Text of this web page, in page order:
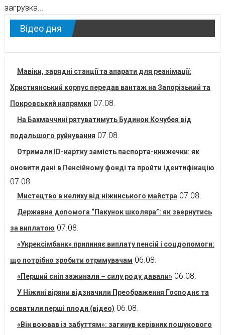
загрузка...
Відео дня
Мавіки, зарядні станції та апарати для реанімації:
Християнський корпус передав вантаж на Запорізький та
Покровський напрямки 07.08.
На Бахмаччині рятуватимуть Будинок Кочубея від
подальшого руйнування 07.08.
Отримали ID-картку замість паспорта-книжечки: як
оновити дані в Пенсійному фонді та пройти ідентифікацію
07.08.
Мистецтво в келиху від ніжинського майстра 07.08.
Державна допомога “Пакунок школяра”: як звернутись
за виплатою 07.08.
«Укрексімбанк» припиняє виплату пенсій і соцдопомоги:
що потрібно зробити отримувачам 06.08.
«Перший сніп зажинали – силу роду давали» 06.08.
У Ніжині віряни відзначили Преображення Господнє та
освятили перші плоди (відео) 06.08.
«Він воював із забуттям»: загинув керівник пошукового